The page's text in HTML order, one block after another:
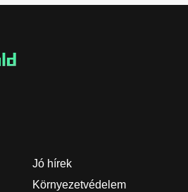
Jó hírek
Környezetvédelem